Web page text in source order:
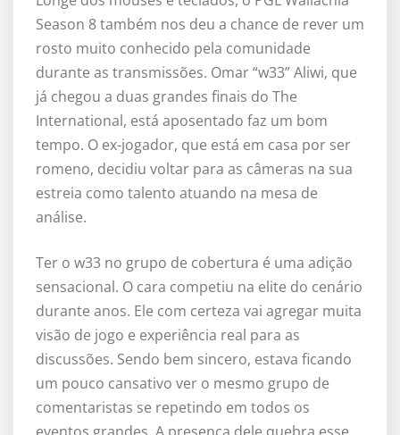
Season 8 também nos deu a chance de rever um
rosto muito conhecido pela comunidade
durante as transmissões. Omar “w33” Aliwi, que
já chegou a duas grandes finais do The
International, está aposentado faz um bom
tempo. O ex-jogador, que está em casa por ser
romeno, decidiu voltar para as câmeras na sua
estreia como talento atuando na mesa de
análise.
Ter o w33 no grupo de cobertura é uma adição
sensacional. O cara competiu na elite do cenário
durante anos. Ele com certeza vai agregar muita
visão de jogo e experiência real para as
discussões. Sendo bem sincero, estava ficando
um pouco cansativo ver o mesmo grupo de
comentaristas se repetindo em todos os